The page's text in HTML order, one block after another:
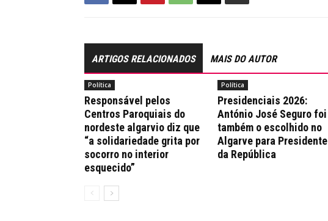
ARTIGOS RELACIONADOS MAIS DO AUTOR
Política
Responsável pelos
Centros Paroquiais do
nordeste algarvio diz que
“a solidariedade grita por
socorro no interior
esquecido”
Política
Presidenciais 2026:
António José Seguro foi
também o escolhido no
Algarve para Presidente
da República